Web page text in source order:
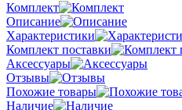
Комплект
Описание
Характеристики
Комплект поставки
Аксессуары
Отзывы
Похожие товары
Наличие